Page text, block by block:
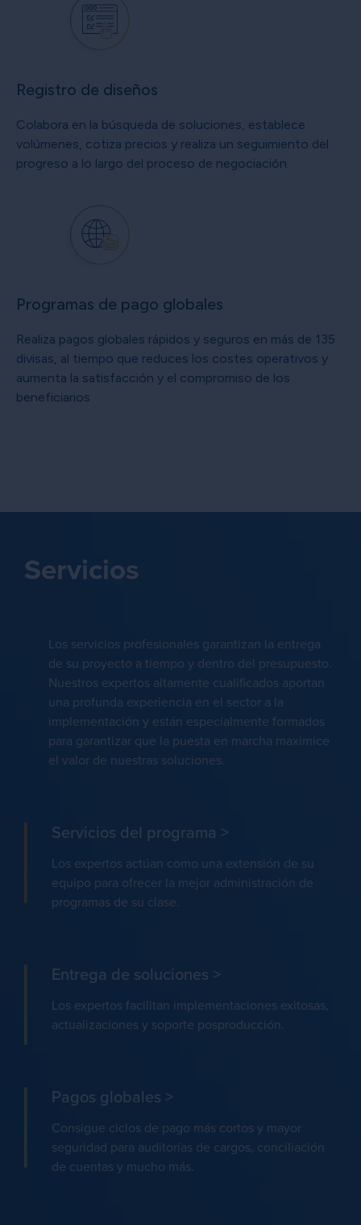
Registro de diseños
Colabora en la búsqueda de soluciones, establece
volúmenes, cotiza precios y realiza un seguimiento del
progreso a lo largo del proceso de negociación.
Programas de pago globales
Realiza pagos globales rápidos y seguros en más de 135
divisas, al tiempo que reduces los costes operativos y
aumenta la satisfacción y el compromiso de los
beneficiarios
Servicios
Los servicios profesionales garantizan la entrega
de su proyecto a tiempo y dentro del presupuesto.
Nuestros expertos altamente cualificados aportan
una profunda experiencia en el sector a la
implementación y están especialmente formados
para garantizar que la puesta en marcha maximice
el valor de nuestras soluciones.
Servicios del programa >
Los expertos actúan como una extensión de su
equipo para ofrecer la mejor administración de
programas de su clase.
Entrega de soluciones >
Los expertos facilitan implementaciones exitosas,
actualizaciones y soporte posproducción.
Pagos globales >
Consigue ciclos de pago más cortos y mayor
seguridad para auditorías de cargos, conciliación
de cuentas y mucho más.